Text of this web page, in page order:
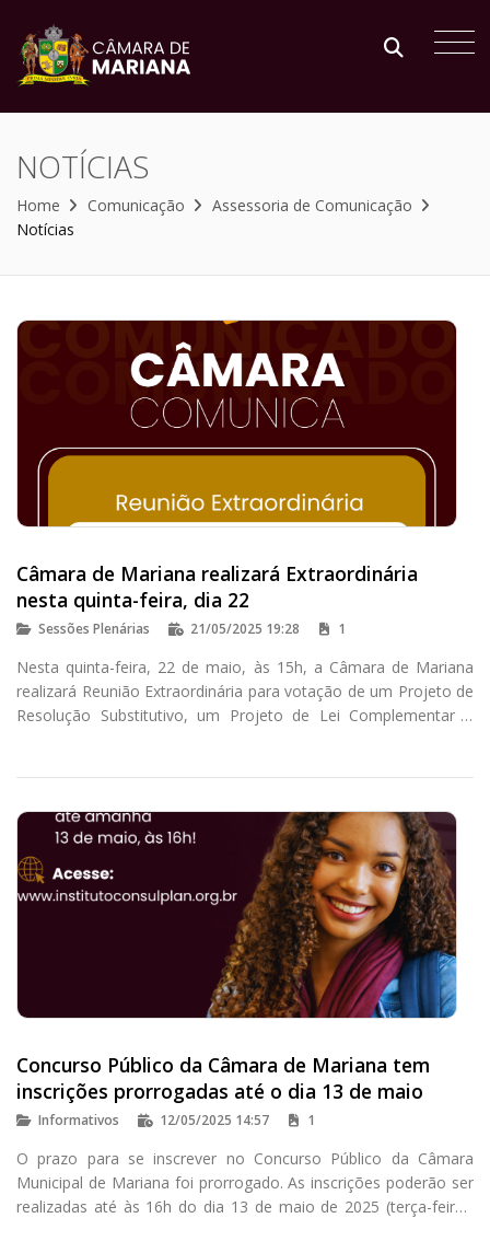
NOTÍCIAS
Home Comunicação
Assessoria de Comunicação
Notícias
Câmara de Mariana realizará Extraordinária
nesta quinta-feira, dia 22
Sessões Plenárias 21/05/2025 19:28 1
Nesta quinta-feira, 22 de maio, às 15h, a Câmara de Mariana
realizará Reunião Extraordinária para votação de um Projeto de
Resolução Substitutivo, um Projeto de Lei Complementar e
Concurso Público da Câmara de Mariana tem
inscrições prorrogadas até o dia 13 de maio
Informativos 12/05/2025 14:57 1
O prazo para se inscrever no Concurso Público da Câmara
Municipal de Mariana foi prorrogado. As inscrições poderão ser
realizadas até às 16h do dia 13 de maio de 2025 (terça-feira),